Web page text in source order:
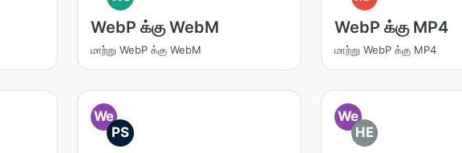
WebP க்கு WebM
மாற்று WebP க்கு WebM
WebP க்கு MP4
மாற்று WebP க்கு MP4
We
PS
We
HE